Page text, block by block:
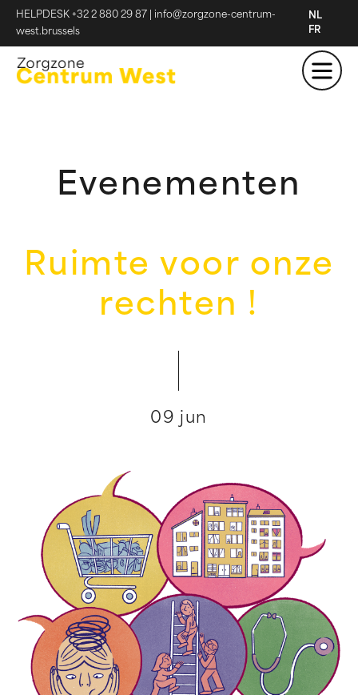
HELPDESK +32 2 880 29 87
info@zorgzone-centrum-
west.brussels
NL
FR
Evenementen
Ruimte voor onze
rechten !
09 jun